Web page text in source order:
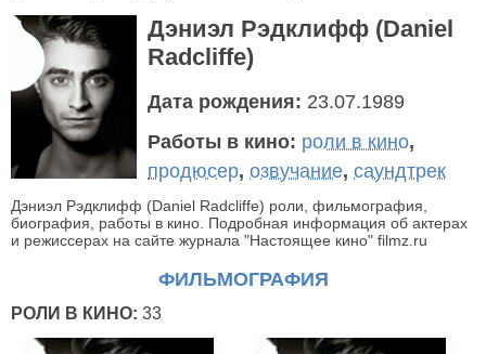
Дэниэл Рэдклифф (Daniel
Radcliffe)
Дата рождения: 23.07.1989
Работы в кино: роли в кино,
продюсер, озвучание, саундтрек
Дэниэл Рэдклифф (Daniel Radcliffe) роли, фильмография,
биография, работы в кино. Подробная информация об актерах
и режиссерах на сайте журнала "Настоящее кино" filmz.ru
ФИЛЬМОГРАФИЯ
РОЛИ В КИНО: 33